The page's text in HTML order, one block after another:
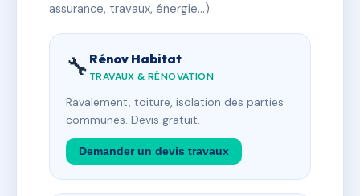
assurance, travaux, énergie…).
🔧 Rénov Habitat
TRAVAUX & RÉNOVATION
Ravalement, toiture, isolation des parties
communes. Devis gratuit.
Demander un devis travaux